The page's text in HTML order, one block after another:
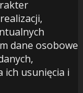
dane osobowe
ich usunięcia i